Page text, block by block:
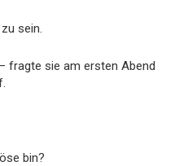
sein.
fragte sie am ersten Abend
bin?